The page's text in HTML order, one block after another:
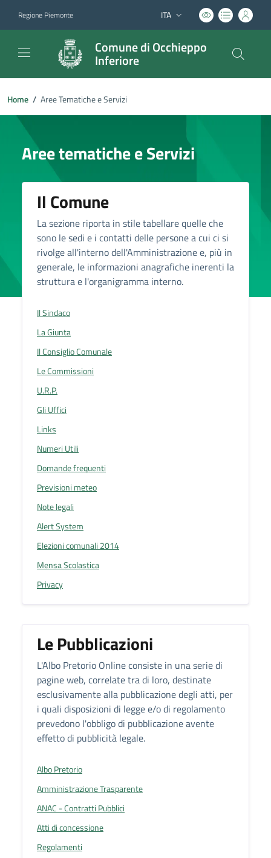
Regione Piemonte Lingua attiva:
ITA
Comune di Occhieppo
Inferiore
Home / Aree Tematiche e Servizi
Aree tematiche e Servizi
Il Comune
La sezione riporta in stile tabellare quelle che
sono le sedi e i contatti delle persone a cui ci si
rivolge all'interno dell'Amministrazione e, più in
generale, le informazioni anagrafiche inerenti la
struttura e l'organigramma interno.
Il Sindaco
La Giunta
Il Consiglio Comunale
Le Commissioni
U.R.P.
Gli Uffici
Links
Numeri Utili
Domande frequenti
Previsioni meteo
Note legali
Alert System
Elezioni comunali 2014
Mensa Scolastica
Privacy
Le Pubblicazioni
L'Albo Pretorio Online consiste in una serie di
pagine web, correlate tra di loro, destinate
esclusivamente alla pubblicazione degli atti, per
i quali disposizioni di legge e/o di regolamento
prevedono l'obbligo di pubblicazione avente
effetto di pubblicità legale.
Albo Pretorio
Amministrazione Trasparente
ANAC - Contratti Pubblici
Atti di concessione
Regolamenti